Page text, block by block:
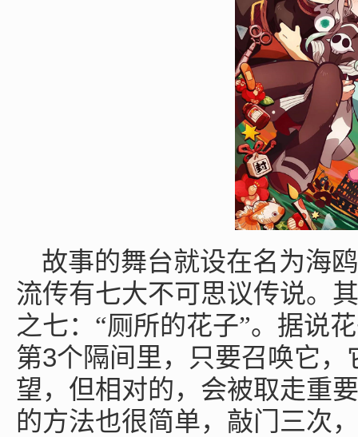
故事的舞台就设在名为海
流传有七大不可思议传说。
之七：“厕所的花子”。据说
第3个隔间里，只要召唤它
望，但相对的，会被取走重
的方法也很简单，敲门三次